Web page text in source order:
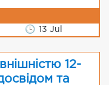
🕒 13 Jul
12-
та